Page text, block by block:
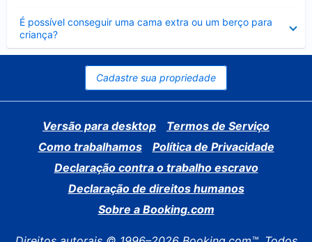
É possível conseguir uma cama extra ou um berço para
criança?
Contraído
Cadastre sua propriedade
Versão para desktop
Termos de Serviço
Como trabalhamos
Política de Privacidade
Declaração contra o trabalho escravo
Declaração de direitos humanos
Sobre a Booking.com